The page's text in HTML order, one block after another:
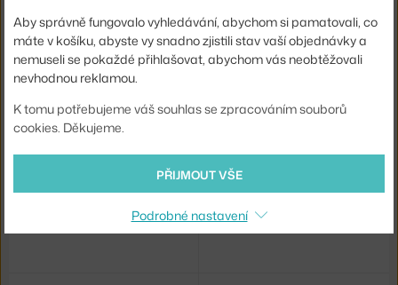
Aby správně fungovalo vyhledávání, abychom si pamatovali, co
máte v košíku, abyste vy snadno zjistili stav vaší objednávky a
nemuseli se pokaždé přihlašovat, abychom vás neobtěžovali
nevhodnou reklamou.
K tomu potřebujeme váš souhlas se zpracováním souborů
cookies. Děkujeme.
PŘIJMOUT VŠE
Podrobné nastavení